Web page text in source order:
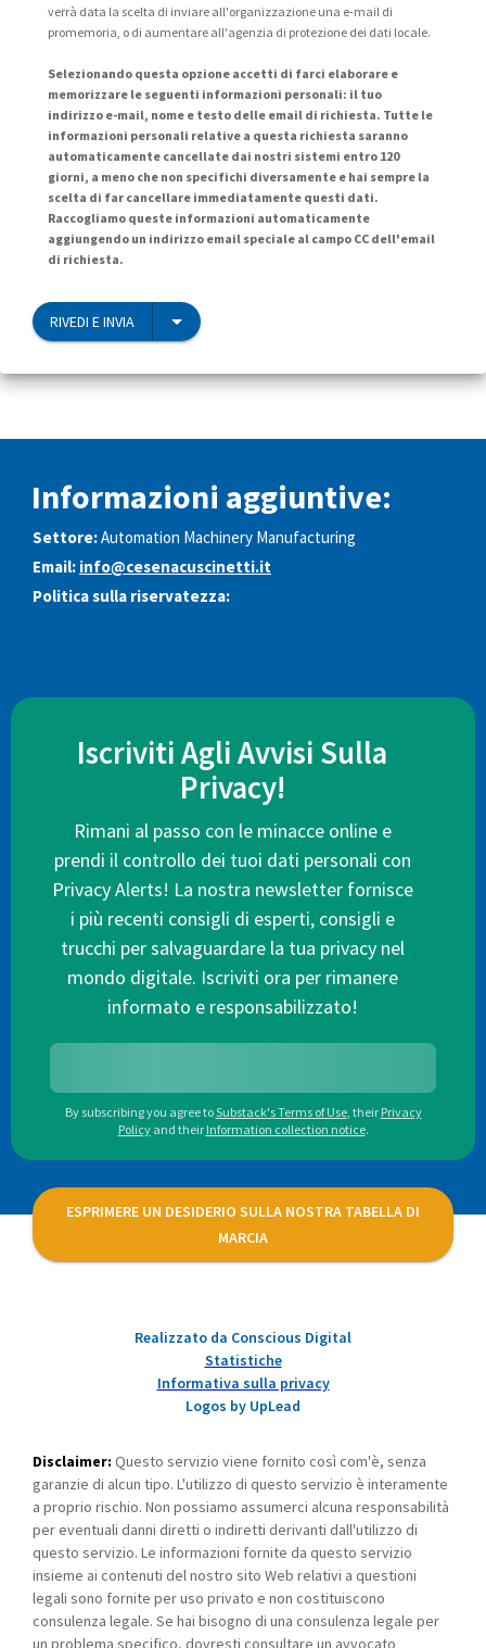
verrà data la scelta di inviare all'organizzazione una e-mail di
promemoria, o di aumentare all'agenzia di protezione dei dati locale.
Selezionando questa opzione accetti di farci elaborare e
memorizzare le seguenti informazioni personali: il tuo
indirizzo e-mail, nome e testo delle email di richiesta. Tutte le
informazioni personali relative a questa richiesta saranno
automaticamente cancellate dai nostri sistemi entro 120
giorni, a meno che non specifichi diversamente e hai sempre la
scelta di far cancellare immediatamente questi dati.
Raccogliamo queste informazioni automaticamente
aggiungendo un indirizzo email speciale al campo CC dell'email
di richiesta.
RIVEDI E INVIA
Informazioni aggiuntive:
Settore:Automation Machinery Manufacturing
Email: info@cesenacuscinetti.it
Politica sulla riservatezza:
Iscriviti Agli Avvisi Sulla
Privacy!
Rimani al passo con le minacce online e
prendi il controllo dei tuoi dati personali con
Privacy Alerts! La nostra newsletter fornisce
i più recenti consigli di esperti, consigli e
trucchi per salvaguardare la tua privacy nel
mondo digitale. Iscriviti ora per rimanere
informato e responsabilizzato!
By subscribing you agree toSubstack's Terms of Use, their Privacy
Policy and their Information collection notice.
ESPRIMERE UN DESIDERIO SULLA NOSTRA TABELLA DI
MARCIA
Realizzato da Conscious Digital
Statistiche
Informativa sulla privacy
Logos by UpLead
Disclaimer: Questo servizio viene fornito così com'è, senza
garanzie di alcun tipo. L'utilizzo di questo servizio è interamente
a proprio rischio. Non possiamo assumerci alcuna responsabilità
per eventuali danni diretti o indiretti derivanti dall'utilizzo di
questo servizio. Le informazioni fornite da questo servizio
insieme ai contenuti del nostro sito Web relativi a questioni
legali sono fornite per uso privato e non costituiscono
consulenza legale. Se hai bisogno di una consulenza legale per